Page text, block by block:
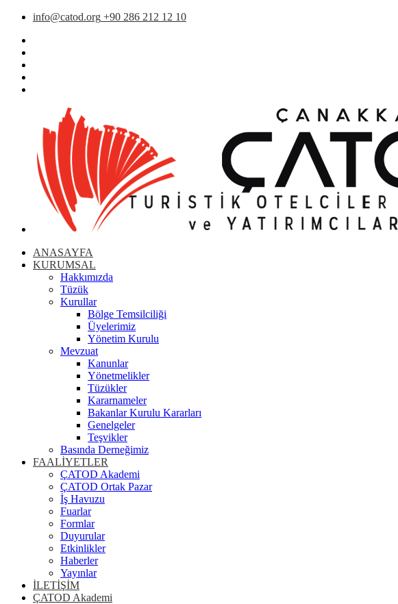
info@catod.org +90 286 212 12 10
ANASAYFA
KURUMSAL
Hakkımızda
Tüzük
Kurullar
Bölge Temsilciliği
Üyelerimiz
Yönetim Kurulu
Mevzuat
Kanunlar
Yönetmelikler
Tüzükler
Kararnameler
Bakanlar Kurulu Kararları
Genelgeler
Teşvikler
Basında Derneğimiz
FAALİYETLER
ÇATOD Akademi
ÇATOD Ortak Pazar
İş Havuzu
Fuarlar
Formlar
Duyurular
Etkinlikler
Haberler
Yayınlar
İLETİŞİM
ÇATOD Akademi